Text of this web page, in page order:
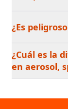
¿Es
¿Cuál es la
en aerosol,